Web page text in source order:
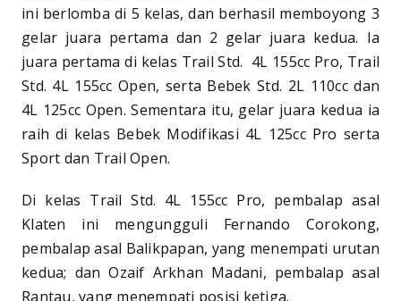
ini berlomba di 5 kelas, dan berhasil memboyong 3
gelar juara pertama dan 2 gelar juara kedua. Ia
juara pertama di kelas Trail Std. 4L 155cc Pro, Trail
Std. 4L 155cc Open, serta Bebek Std. 2L 110cc dan
4L 125cc Open. Sementara itu, gelar juara kedua ia
raih di kelas Bebek Modifikasi 4L 125cc Pro serta
Sport dan Trail Open.
Di kelas Trail Std. 4L 155cc Pro, pembalap asal
Klaten ini mengungguli Fernando Corokong,
pembalap asal Balikpapan, yang menempati urutan
kedua; dan Ozaif Arkhan Madani, pembalap asal
Rantau, yang menempati posisi ketiga.